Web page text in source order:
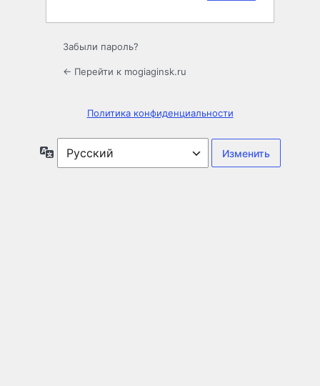
Забыли пароль?
← Перейти к mogiaginsk.ru
Политика конфиденциальности
Язык